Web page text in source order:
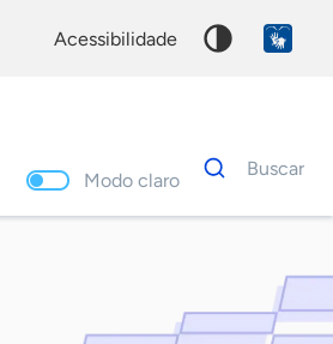
acessibilidade
Modo claro
Dados
para
Buscar